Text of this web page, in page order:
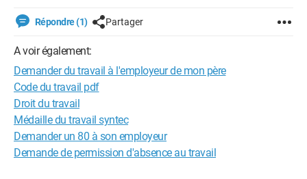
Répondre (1) Partager
A voir également:
Demander du travail à l'employeur de mon père
Code du travail pdf
Droit du travail
Médaille du travail syntec
Demander un 80 à son employeur
Demande de permission d'absence au travail